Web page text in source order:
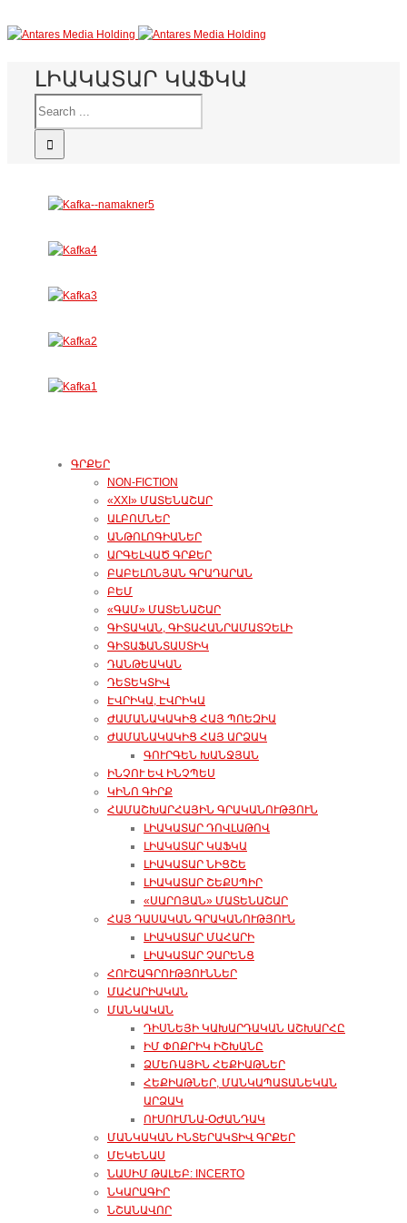
ԼԻԱԿԱՏԱՐ ԿԱՖԿԱ
ԳՐՔԵՐ
NON-FICTION
«XXI» ՄԱՏԵՆԱՇԱՐ
ԱԼԲՈՄՆԵՐ
ԱՆԹՈԼՈԳԻԱՆԵՐ
ԱՐԳԵԼՎԱԾ ԳՐՔԵՐ
ԲԱԲԵԼՈՆՅԱՆ ԳՐԱԴԱՐԱՆ
ԲԵՄ
«ԳԱՄ» ՄԱՏԵՆԱՇԱՐ
ԳԻՏԱԿԱՆ, ԳԻՏԱՀԱՆՐԱՄԱՏՉԵԼԻ
ԳԻՏԱՖԱՆՏԱՍՏԻԿ
ԴԱՆԹԵԱԿԱՆ
ԴԵՏԵԿՏԻՎ
ԷՎՐԻԿԱ, ԷՎՐԻԿԱ
ԺԱՄԱՆԱԿԱԿԻՑ ՀԱՅ ՊՈԵԶԻԱ
ԺԱՄԱՆԱԿԱԿԻՑ ՀԱՅ ԱՐՁԱԿ
ԳՈՒՐԳԵՆ ԽԱՆՋՅԱՆ
ԻՆՉՈՒ ԵՎ ԻՆՉՊԵՍ
ԿԻՆՈ ԳԻՐՔ
ՀԱՄԱՇԽԱՐՀԱՅԻՆ ԳՐԱԿԱՆՈՒԹՅՈՒՆ
ԼԻԱԿԱՏԱՐ ԴՈՎԼԱԹՈՎ
ԼԻԱԿԱՏԱՐ ԿԱՖԿԱ
ԼԻԱԿԱՏԱՐ ՆԻՑՇԵ
ԼԻԱԿԱՏԱՐ ՇԵՔՍՊԻՐ
«ՍԱՐՈՅԱՆ» ՄԱՏԵՆԱՇԱՐ
ՀԱՅ ԴԱՍԱԿԱՆ ԳՐԱԿԱՆՈՒԹՅՈՒՆ
ԼԻԱԿԱՏԱՐ ՄԱՀԱՐԻ
ԼԻԱԿԱՏԱՐ ՉԱՐԵՆՑ
ՀՈՒՇԱԳՐՈՒԹՅՈՒՆՆԵՐ
ՄԱՀԱՐԻԱԿԱՆ
ՄԱՆԿԱԿԱՆ
ԴԻՍՆԵՅԻ ԿԱԽԱՐԴԱԿԱՆ ԱՇԽԱՐՀԸ
ԻՄ ՓՈՔՐԻԿ ԻՇԽԱՆԸ
ՁՄԵՌԱՅԻՆ ՀԵՔԻԱԹՆԵՐ
ՀԵՔԻԱԹՆԵՐ, ՄԱՆԿԱՊԱՏԱՆԵԿԱՆ
ԱՐՁԱԿ
ՈՒՍՈՒՄՆԱ-ՕԺԱՆԴԱԿ
ՄԱՆԿԱԿԱՆ ԻՆՏԵՐԱԿՏԻՎ ԳՐՔԵՐ
ՄԵԿԵՆԱՍ
ՆԱՍԻՄ ԹԱԼԵԲ: INCERTO
ՆԿԱՐԱԳԻՐ
ՆՇԱՆԱՎՈՐ